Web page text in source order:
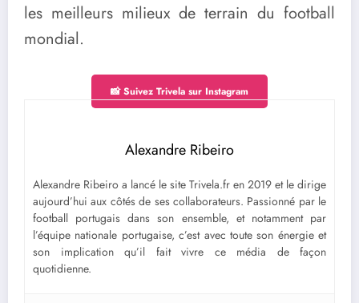
les meilleurs milieux de terrain du football
mondial.
📸 Suivez Trivela sur Instagram
Alexandre Ribeiro
Alexandre Ribeiro a lancé le site Trivela.fr en 2019 et le dirige
aujourd’hui aux côtés de ses collaborateurs. Passionné par le
football portugais dans son ensemble, et notamment par
l’équipe nationale portugaise, c’est avec toute son énergie et
son implication qu’il fait vivre ce média de façon
quotidienne.